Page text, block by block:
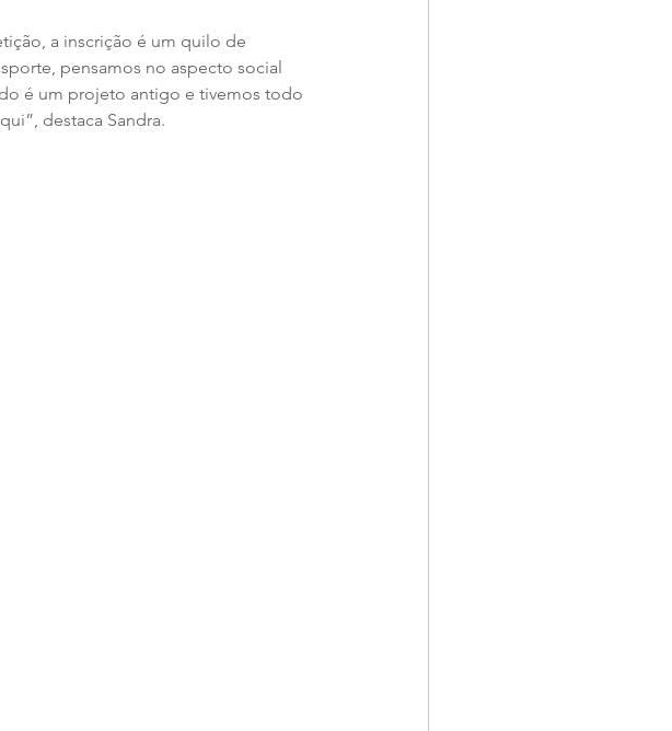
a inscrição é um quilo de
pensamos no aspecto social
é um projeto antigo e tivemos todo
destaca Sandra.